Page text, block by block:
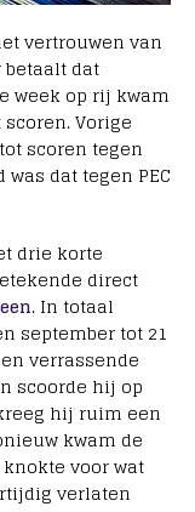
vertrouwen van
betaalt dat
week op rij kwam
Vorige
scoren tegen
dat tegen PEC
drie korte
direct
. In totaal
september tot 21
verrassende
scoorde hij op
hij ruim een
kwam de
voor wat
verlaten